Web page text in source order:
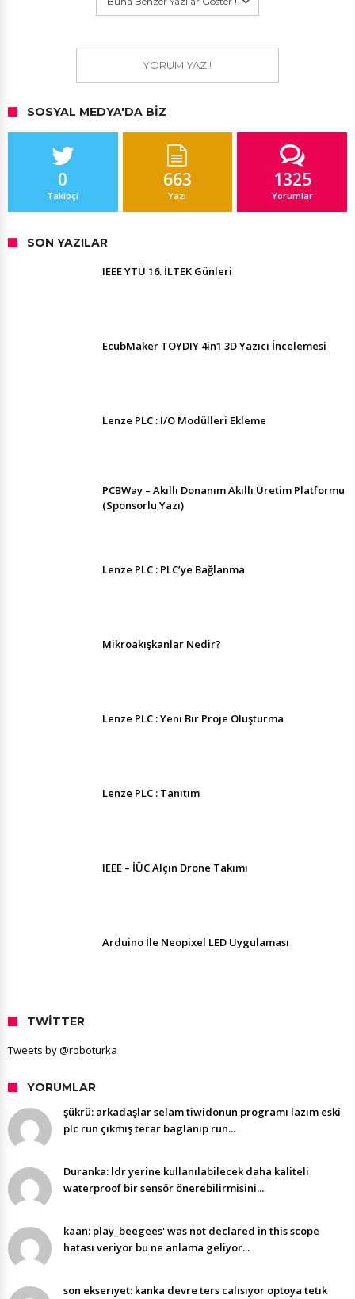
YORUM YAZ !
SOSYAL MEDYA'DA BIZ
0
Takipçi
663
Yazı
1325
Yorumlar
SON YAZILAR
IEEE YTÜ 16. İLTEK Günleri
EcubMaker TOYDIY 4in1 3D Yazıcı İncelemesi
Lenze PLC : I/O Modülleri Ekleme
PCBWay – Akıllı Donanım Akıllı Üretim Platformu
(Sponsorlu Yazı)
Lenze PLC : PLC’ye Bağlanma
Mikroakışkanlar Nedir?
Lenze PLC : Yeni Bir Proje Oluşturma
Lenze PLC : Tanıtım
IEEE – İÜC Alçin Drone Takımı
Arduino İle Neopixel LED Uygulaması
TWITTER
Tweets by @roboturka
YORUMLAR
şükrü: arkadaşlar selam tiwidonun programı lazım eski
plc run çıkmış terar baglanıp run...
Duranka: ldr yerine kullanılabilecek daha kaliteli
waterproof bir sensör önerebilirmisini...
kaan: play_beegees' was not declared in this scope
hatası veriyor bu ne anlama geliyor...
son ekserıyet: kanka devre ters calısıyor optoya tetık